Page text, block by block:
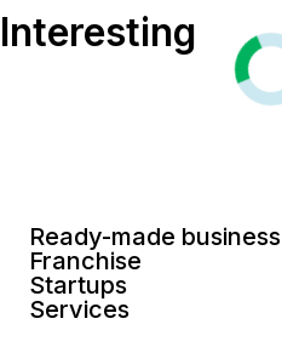
Interesting
Ready-made business
Franchise
Startups
Services